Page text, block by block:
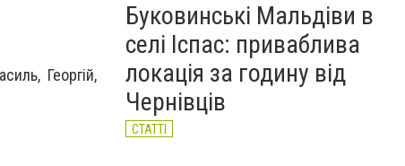
Георгій,
Чернівецька поліція
відреагувала на інцидент у
автобусі: водій вибачився
(ВІДЕО)
Вчора
Буковинські Мальдіви в
селі Іспас: приваблива
локація за годину від
Чернівців
СТАТТІ